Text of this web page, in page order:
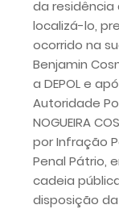
da residência
localizá-lo,
ocorrido na
Benjamin
a DEPOL e
Autoridade
NOGUEIRA
por Infração
Penal Pátrio,
cadeia
disposição